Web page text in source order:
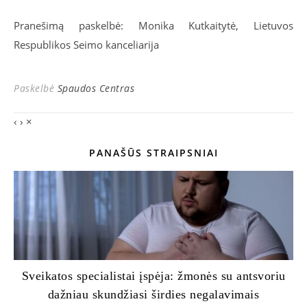
Pranešimą paskelbė: Monika Kutkaitytė, Lietuvos
Respublikos Seimo kanceliarija
Paskelbė Spaudos Centras
‹ › ×
PANAŠŪS STRAIPSNIAI
Sveikatos specialistai įspėja: žmonės su antsvoriu
dažniau skundžiasi širdies negalavimais